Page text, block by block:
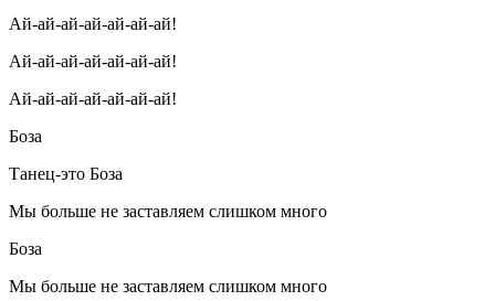
Ай-ай-ай-ай-ай-ай-ай!
Ай-ай-ай-ай-ай-ай-ай!
Ай-ай-ай-ай-ай-ай-ай!
Боза
Танец-это Боза
Мы больше не заставляем слишком много
Боза
Мы больше не заставляем слишком много